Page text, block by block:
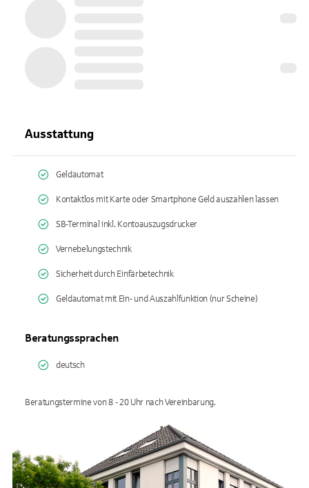
Ausstattung
Geldautomat
Kontaktlos mit Karte oder Smartphone Geld auszahlen lassen
SB-Terminal inkl. Kontoauszugsdrucker
Vernebelungstechnik
Sicherheit durch Einfärbetechnik
Geldautomat mit Ein- und Auszahlfunktion (nur Scheine)
Beratungssprachen
deutsch
Beratungstermine von 8 - 20 Uhr nach Vereinbarung.